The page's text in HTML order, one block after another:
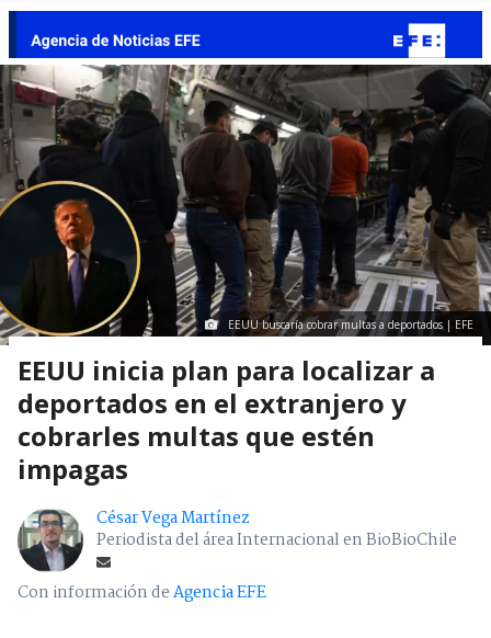
EEUU buscaría cobrar multas a deportados | EFE
EEUU inicia plan para localizar a
deportados en el extranjero y
cobrarles multas que estén
impagas
César Vega Martínez
Periodista del área Internacional en BioBioChile
Con información deAgencia EFE